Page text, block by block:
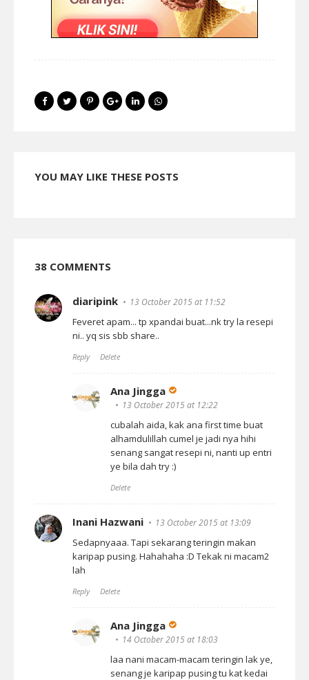
YOU MAY LIKE THESE POSTS
38 COMMENTS
diaripink 13 October 2015 at 11:52
Feveret apam... tp xpandai buat...nk try la resepi
ni.. yq sis sbb share..
Reply Delete
Ana Jingga
13 October 2015 at 12:22
cubalah aida, kak ana first time buat
alhamdulillah cumel je jadi nya hihi
senang sangat resepi ni, nanti up entri
ye bila dah try :)
Delete
Inani Hazwani 13 October 2015 at 13:09
Sedapnyaaa. Tapi sekarang teringin makan
karipap pusing. Hahahaha :D Tekak ni macam2
lah
Reply Delete
Ana Jingga
14 October 2015 at 18:03
laa nani macam-macam teringin lak ye,
senang je karipap pusing tu kat kedai